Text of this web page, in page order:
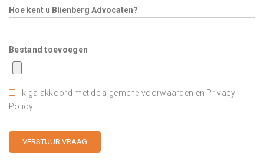
Hoe kent u Blienberg Advocaten?
Bestand toevoegen
Ik ga akkoord met de algemene voorwaarden en Privacy
Policy
VERSTUUR VRAAG